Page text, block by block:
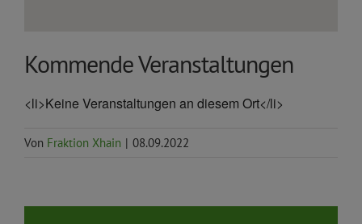
Kommende Veranstaltungen
<li>Keine Veranstaltungen an diesem Ort</li>
Von Fraktion Xhain | 08.09.2022